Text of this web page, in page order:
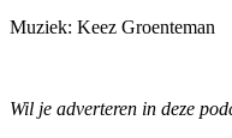
Muziek: Keez Groenteman
Wil je adverteren in deze